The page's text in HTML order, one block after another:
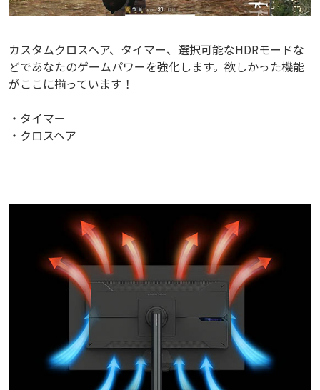
カスタムクロスヘア、タイマー、選択可能なHDRモードな
どであなたのゲームパワーを強化します。欲しかった機能
がここに揃っています！
・タイマー
・クロスヘア